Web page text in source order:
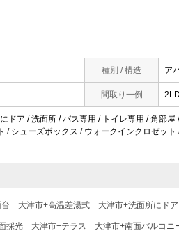
種別 / 構造 ア
間取り一例
ア / 洗面所 / バス専用 / トイレ専用 / 角部
シューズボックス / ウォークインクロゼッ
大津市+高温差湯式 大津市+洗面所にドア
採光 大津市+テラス 大津市+南面バルコニ